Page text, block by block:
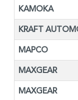
KAMOKA
KRAFT
MAPCO
MAXGEAR
MAXGEAR